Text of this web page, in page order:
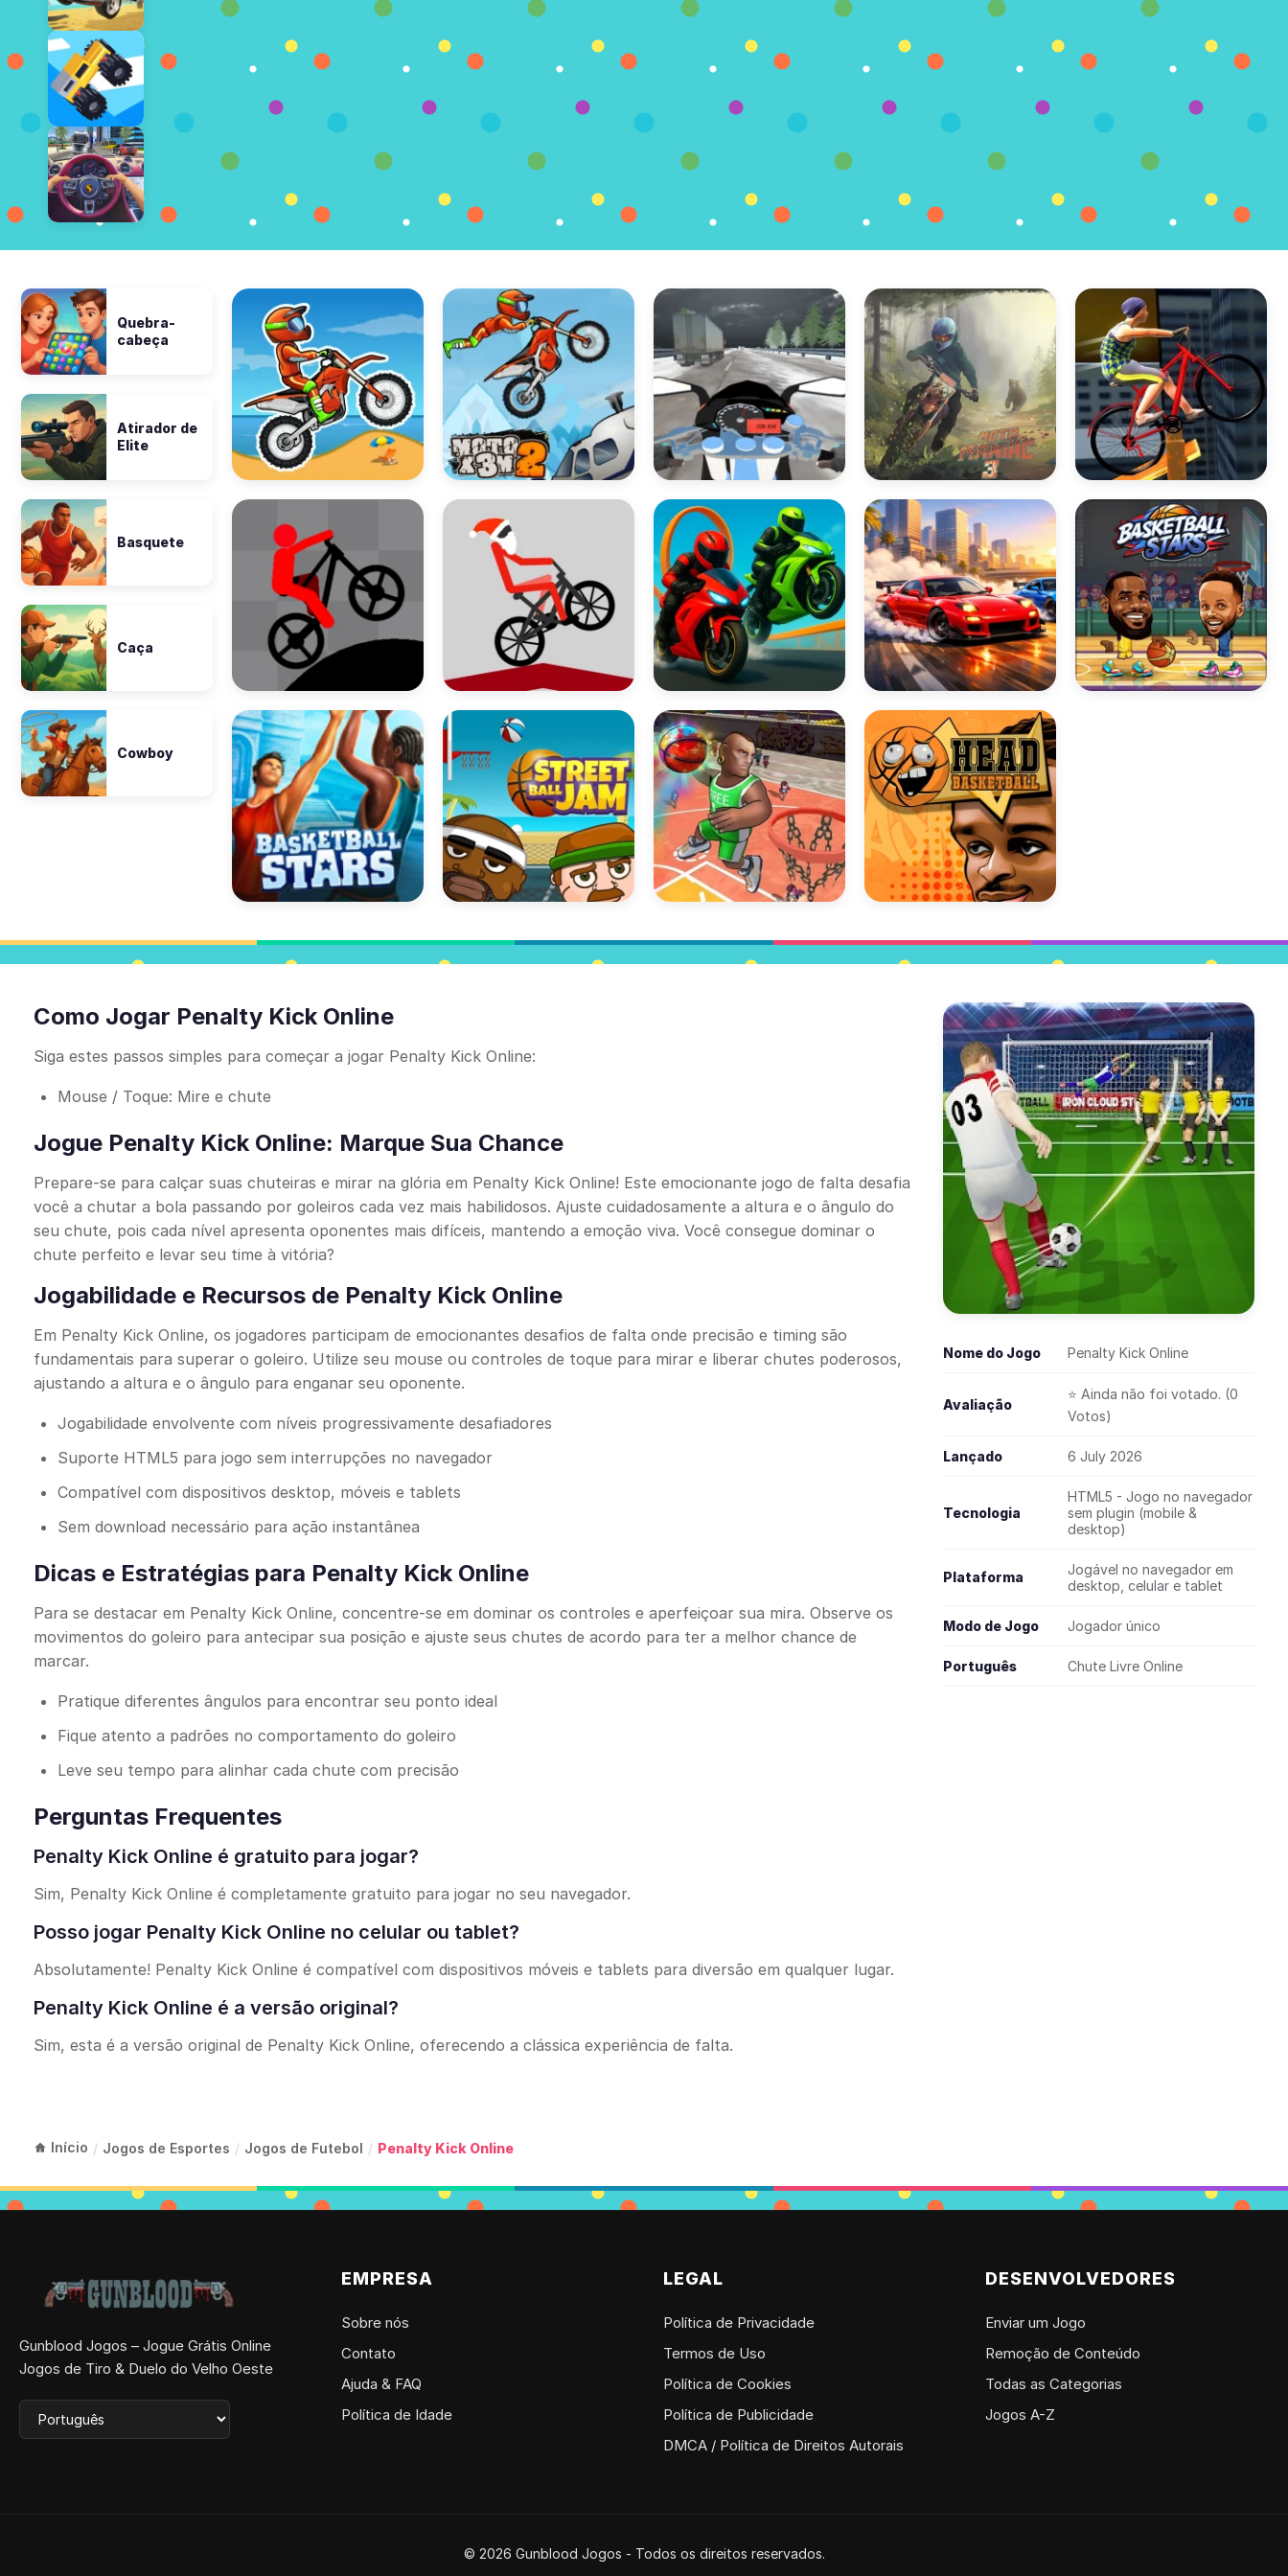
Quebra-
cabeça
Atirador de
Elite
Basquete
Caça
Cowboy
Como Jogar Penalty Kick Online
Siga estes passos simples para começar a jogar Penalty Kick Online:
Mouse / Toque: Mire e chute
Jogue Penalty Kick Online: Marque Sua Chance
Prepare-se para calçar suas chuteiras e mirar na glória em Penalty Kick Online! Este emocionante jogo de falta desafia
você a chutar a bola passando por goleiros cada vez mais habilidosos. Ajuste cuidadosamente a altura e o ângulo do
seu chute, pois cada nível apresenta oponentes mais difíceis, mantendo a emoção viva. Você consegue dominar o
chute perfeito e levar seu time à vitória?
Jogabilidade e Recursos de Penalty Kick Online
Em Penalty Kick Online, os jogadores participam de emocionantes desafios de falta onde precisão e timing são
fundamentais para superar o goleiro. Utilize seu mouse ou controles de toque para mirar e liberar chutes poderosos,
ajustando a altura e o ângulo para enganar seu oponente.
Jogabilidade envolvente com níveis progressivamente desafiadores
Suporte HTML5 para jogo sem interrupções no navegador
Compatível com dispositivos desktop, móveis e tablets
Sem download necessário para ação instantânea
Dicas e Estratégias para Penalty Kick Online
Para se destacar em Penalty Kick Online, concentre-se em dominar os controles e aperfeiçoar sua mira. Observe os
movimentos do goleiro para antecipar sua posição e ajuste seus chutes de acordo para ter a melhor chance de
marcar.
Pratique diferentes ângulos para encontrar seu ponto ideal
Fique atento a padrões no comportamento do goleiro
Leve seu tempo para alinhar cada chute com precisão
Perguntas Frequentes
Penalty Kick Online é gratuito para jogar?
Sim, Penalty Kick Online é completamente gratuito para jogar no seu navegador.
Posso jogar Penalty Kick Online no celular ou tablet?
Absolutamente! Penalty Kick Online é compatível com dispositivos móveis e tablets para diversão em qualquer lugar.
Penalty Kick Online é a versão original?
Sim, esta é a versão original de Penalty Kick Online, oferecendo a clássica experiência de falta.
Nome do Jogo Penalty Kick Online
Avaliação
⭐ Ainda não foi votado. (0
Votos)
Lançado 6 July 2026
Tecnologia
HTML5 - Jogo no navegador
sem plugin (mobile &
desktop)
Plataforma
Jogável no navegador em
desktop, celular e tablet
Modo de Jogo Jogador único
Português Chute Livre Online
Início / Jogos de Esportes / Jogos de Futebol / Penalty Kick Online
Gunblood Jogos – Jogue Grátis Online
Jogos de Tiro & Duelo do Velho Oeste
EMPRESA
Sobre nós
Contato
Ajuda & FAQ
Política de Idade
LEGAL
Política de Privacidade
Termos de Uso
Política de Cookies
Política de Publicidade
DMCA / Política de Direitos Autorais
DESENVOLVEDORES
Enviar um Jogo
Remoção de Conteúdo
Todas as Categorias
Jogos A-Z
© 2026 Gunblood Jogos - Todos os direitos reservados.